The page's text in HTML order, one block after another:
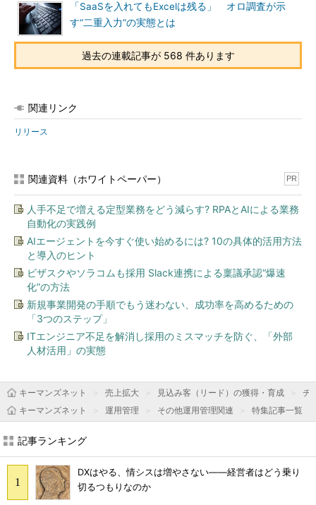
「SaaSを入れてもExcelは残る」 オロ調査が示
す“二重入力”の実態とは
過去の連載記事が 568 件あります
関連リンク
リリース
関連資料（ホワイトペーパー） PR
人手不足で増える定型業務をどう減らす? RPAとAIによる業務
自動化の実践例
AIエージェントを今すぐ使い始めるには? 10の具体的活用方法
と導入のヒント
ビザスクやソラコムも採用 Slack連携による稟議承認“爆速
化”の方法
新規事業開発の手順でもう迷わない、成功率を高めるための
「3つのステップ」
ITエンジニア不足を解消し採用のミスマッチを防ぐ、「外部
人材活用」の実態
キーマンズネット 売上拡大 見込み客（リード）の獲得・育成
チ
キーマンズネット
運用管理 その他運用管理関連 特集記事一覧
記事ランキング
DXはやる、情シスは増やさない――経営者はどう乗り
切るつもりなのか